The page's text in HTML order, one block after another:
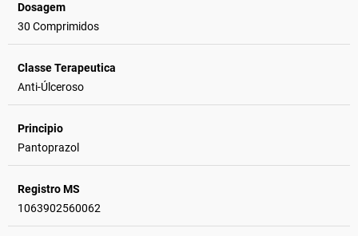
Dosagem
30 Comprimidos
Classe Terapeutica
Anti-Úlceroso
Principio
Pantoprazol
Registro MS
1063902560062